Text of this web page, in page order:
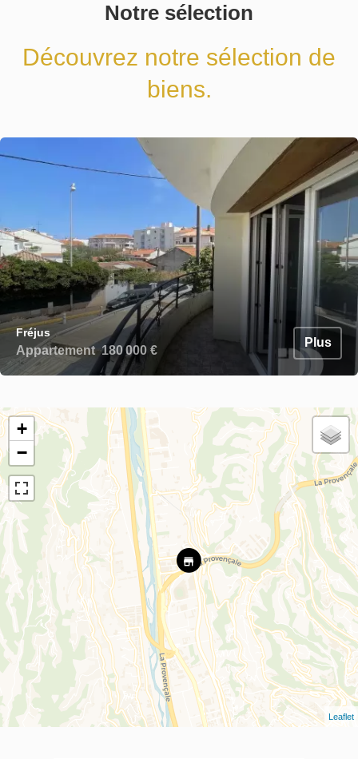
Notre sélection
Découvrez notre sélection de
biens.
Fréjus
Appartement 180 000 €
Plus
+
−
Leaflet